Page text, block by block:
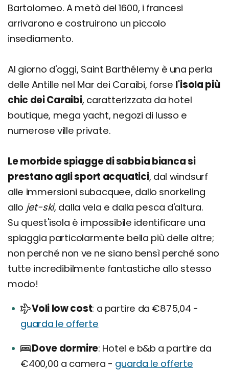
Bartolomeo. A metà del 1600, i francesi
arrivarono e costruirono un piccolo
insediamento.
Al giorno d'oggi, Saint Barthélemy è una perla
delle Antille nel Mar dei Caraibi, forse l'isola più
chic dei Caraibi, caratterizzata da hotel
boutique, mega yacht, negozi di lusso e
numerose ville private.
Le morbide spiagge di sabbia bianca si
prestano agli sport acquatici, dal windsurf
alle immersioni subacquee, dallo snorkeling
allo jet-ski, dalla vela e dalla pesca d'altura.
Su quest'isola è impossibile identificare una
spiaggia particolarmente bella più delle altre;
non perché non ve ne siano bensì perché sono
tutte incredibilmente fantastiche allo stesso
modo!
Voli low cost a partire da €875,04 -
guarda le offerte
Dove dormire Hotel e b&b a partire da
€400,00 a camera - guarda le offerte